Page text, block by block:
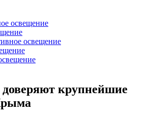
освещение
освещение
крупнейшие